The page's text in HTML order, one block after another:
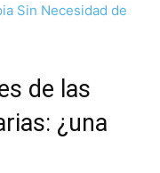
Sin Necesidad de
de las
¿una